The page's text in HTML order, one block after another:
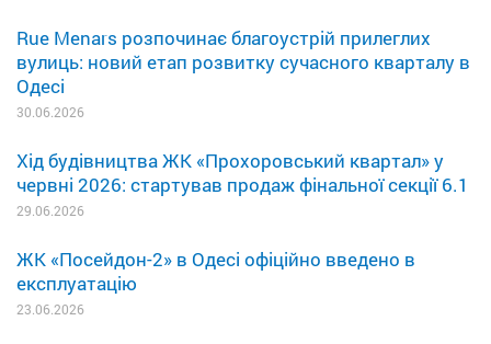
Rue Menars розпочинає благоустрій прилеглих
вулиць: новий етап розвитку сучасного кварталу в
Одесі
30.06.2026
Хід будівництва ЖК «Прохоровський квартал» у
червні 2026: стартував продаж фінальної секції 6.1
29.06.2026
ЖК «Посейдон-2» в Одесі офіційно введено в
експлуатацію
23.06.2026